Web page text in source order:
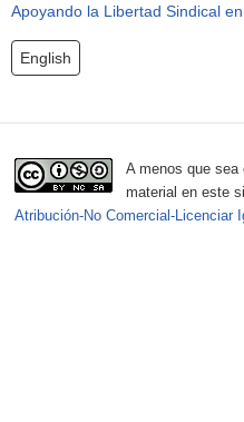
Apoyando la Libertad Sindical
English
A menos que sea
material en este
Atribución-No Comercial-Licenciar